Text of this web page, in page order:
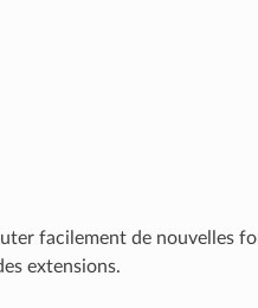
facilement de nouvelles
extensions.